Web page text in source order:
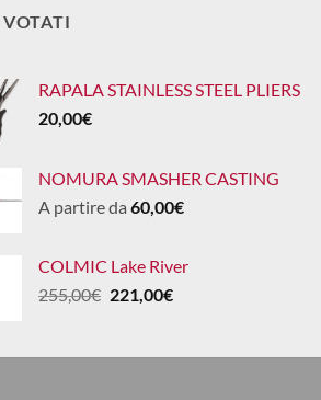
RAPALA STAINLESS STEEL PLIERS
20,00€
NOMURA SMASHER CASTING
A partire da 60,00€
COLMIC Lake River
255,00€ Il
era:
221,00€Il
è: